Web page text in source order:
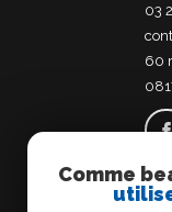
03
60
Comme